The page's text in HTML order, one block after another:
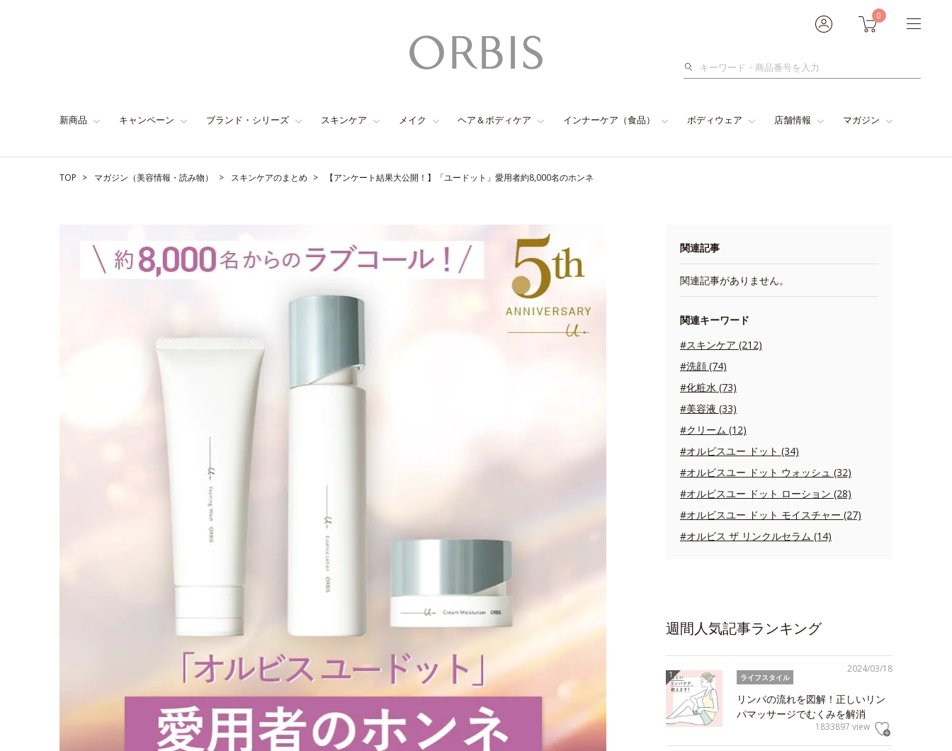
0
検
新商品 キャンペーン ブランド・シリーズ スキンケア メイク ヘア＆ボディケア インナーケア（食品） ボディウェア 店舗情報 マガジン
TOP マガジン（美容情報・読み物） スキンケアのまとめ 【アンケート結果大公開！】「ユードット」愛用者約8,000名のホンネ
関連記事
関連記事がありません。
関連キーワード
#スキンケア (212)
#洗顔 (74)
#化粧水 (73)
#美容液 (33)
#クリーム (12)
#オルビスユー ドット (34)
#オルビスユー ドット ウォッシュ (32)
#オルビスユー ドット ローション (28)
#オルビスユー ドット モイスチャー (27)
#オルビス ザ リンクルセラム (14)
週間人気記事ランキング
2024/03/18
ライフスタイル
リンパの流れを図解！正しいリン
パマッサージでむくみを解消
1833897 view